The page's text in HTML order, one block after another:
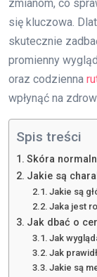
zmianom, co
się kluczowa.
skutecznie
promienny
oraz codzienna
wpłynąć na
Spis treści
Skóra
Jakie są
Jakie są
Jaka jest
Jak dbać o
Jak
Jak
Jakie są